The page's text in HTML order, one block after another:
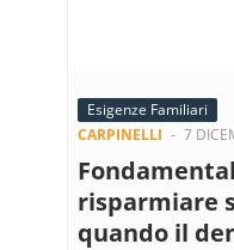
Esigenze Familiari
CARPINELLI - 7
risparmiare
quando il